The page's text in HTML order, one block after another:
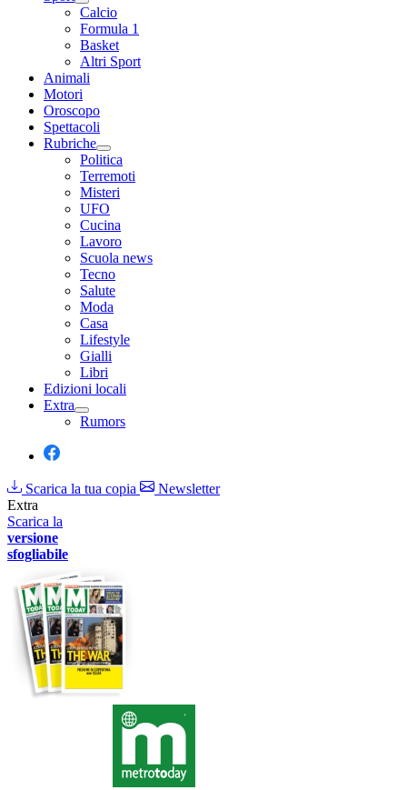
Calcio
Formula 1
Basket
Altri Sport
Animali
Motori
Oroscopo
Spettacoli
Rubriche
Politica
Terremoti
Misteri
UFO
Cucina
Lavoro
Scuola news
Tecno
Salute
Moda
Casa
Lifestyle
Gialli
Libri
Edizioni locali
Extra
Rumors
Scarica la tua copia
Newsletter
Extra
Scarica la
versione
sfogliabile